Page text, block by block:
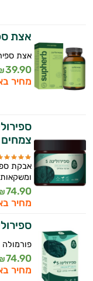
גוארנה
גוג'י ברי
גרסיניה קמבוג'יה
דקל ננסי
ולריאן
חומץ תפוחים
חילבה
חמוציות
אצת
אצת
39.90
מחיר
צמחים
אבקת
ומשקאות
74.90
מחיר
ספירולינה 5 פלוס
74.90
מחיר